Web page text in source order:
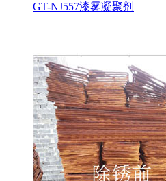
GT-NJ557漆雾凝聚剂